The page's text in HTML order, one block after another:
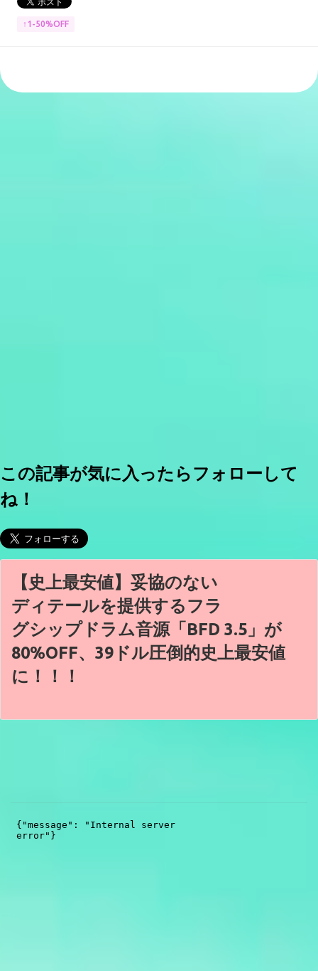
↑1-50%OFF
この記事が気に入ったらフォローして
ね！
【史上最安値】妥協のない
ディテールを提供するフラ
グシップドラム音源「BFD 3.5」が
80%OFF、39ドル圧倒的史上最安値
に！！！